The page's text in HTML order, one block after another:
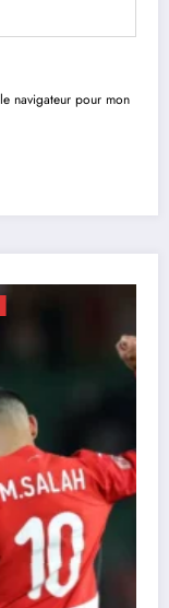
navigateur pour mon